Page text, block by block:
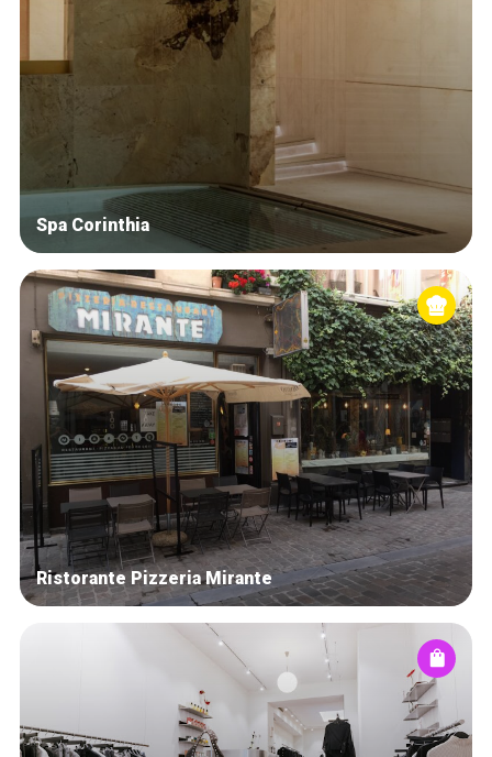
Spa Corinthia
Ristorante Pizzeria Mirante